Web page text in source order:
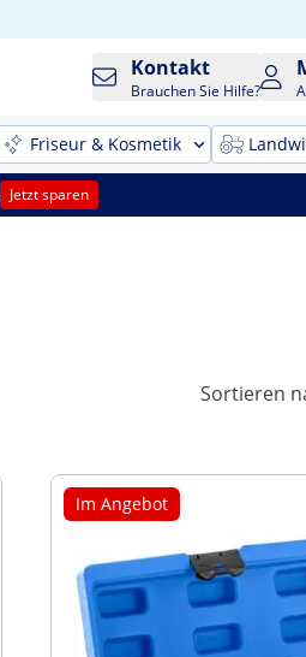
Kontakt
Brauchen Sie Hilfe?
Friseur & Kosmetik
Jetzt sparen
Sortieren
Im Angebot